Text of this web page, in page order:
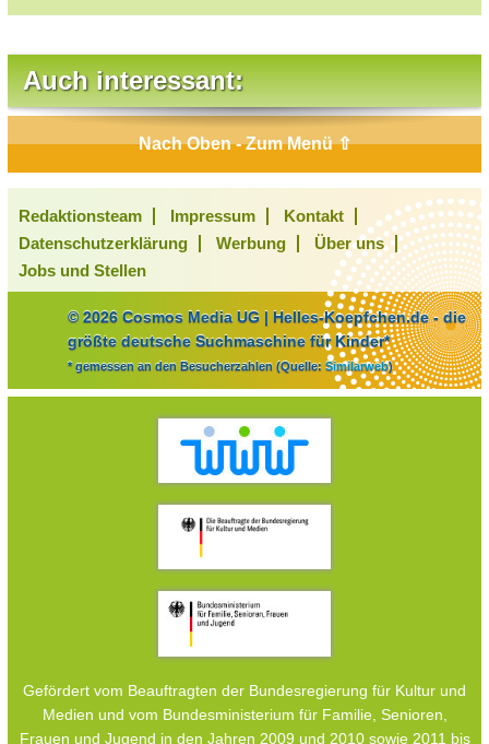
Auch interessant:
Nach Oben - Zum Menü ⇧
Redaktionsteam Impressum
Kontakt
Datenschutzerklärung
Werbung
Über uns
Jobs und Stellen
© 2026 Cosmos Media UG | Helles-Koepfchen.de - die
größte deutsche Suchmaschine für Kinder*
* gemessen an den Besucherzahlen (Quelle: Similarweb)
Gefördert vom Beauftragten der Bundesregierung für Kultur und
Medien und vom Bundesministerium für Familie, Senioren,
Frauen und Jugend in den Jahren 2009 und 2010 sowie 2011 bis